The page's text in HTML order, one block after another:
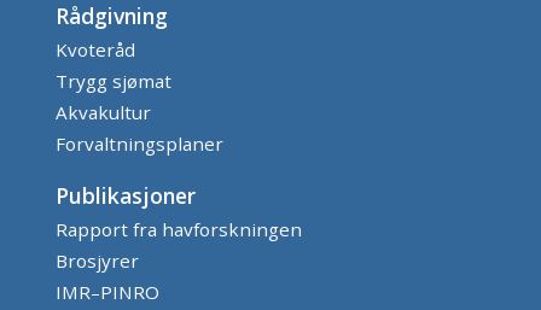
Rådgivning
Kvoteråd
Trygg sjømat
Akvakultur
Forvaltningsplaner
Publikasjoner
Rapport fra havforskningen
Brosjyrer
IMR–PINRO